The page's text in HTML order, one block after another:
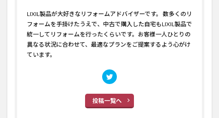
LIXIL製品が大好きなリフォームアドバイザーです。 数多くのリ
フォームを手掛けたうえで、中古で購入した自宅もLIXIL製品で
統一してリフォームを行ったくらいです。お客様一人ひとりの
異なる状況に合わせて、最適なプランをご提案するよう心がけ
ています。
投稿一覧へ